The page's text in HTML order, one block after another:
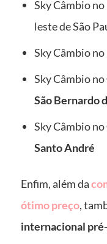
Sky Câmbio no
leste de São
Sky Câmbio no
Sky Câmbio no
São Bernardo
Sky Câmbio no
Santo André
Enfim, além da
ótimo preço,
internacional